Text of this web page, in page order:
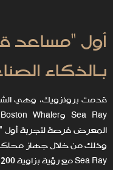
أول "مساعد
بـالذكاء
المعرض فرصة لتجربة أول
Sea Ray مع رؤية بزاوية 200 درجة للمحيط.